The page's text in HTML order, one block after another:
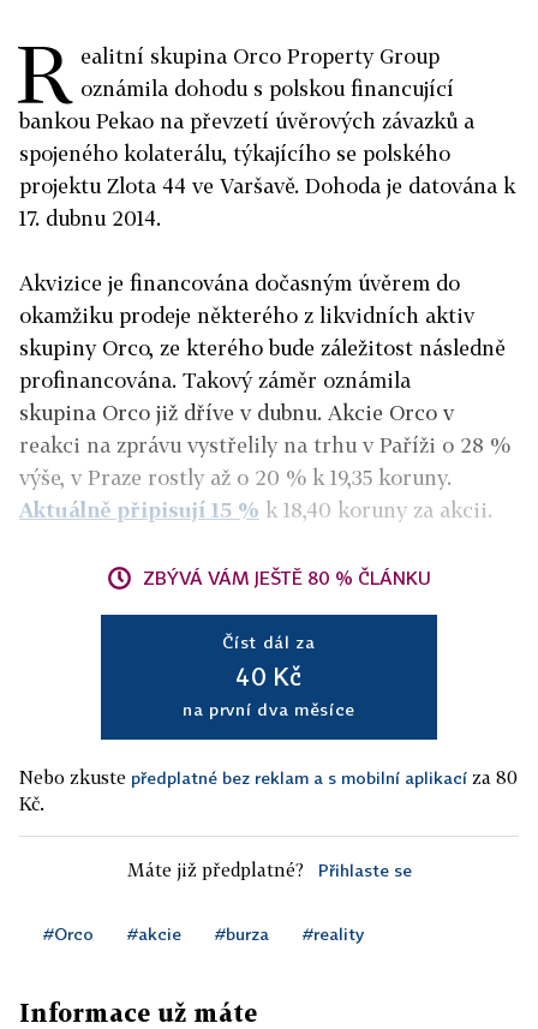
R ealitní skupina Orco Property Group
oznámila dohodu s polskou financující
bankou Pekao na převzetí úvěrových závazků a
spojeného kolaterálu, týkajícího se polského
projektu Zlota 44 ve Varšavě. Dohoda je datována k
17. dubnu 2014.
Akvizice je financována dočasným úvěrem do
okamžiku prodeje některého z likvidních aktiv
skupiny Orco, ze kterého bude záležitost následně
profinancována. Takový záměr oznámila
skupina Orco již dříve v dubnu. Akcie Orco v
reakci na zprávu vystřelily na trhu v Paříži o 28 %
výše, v Praze rostly až o 20 % k 19,35 koruny.
Aktuálně připisují 15 % k 18,40 koruny za akcii.
ZBÝVÁ VÁM JEŠTĚ 80 % ČLÁNKU
Číst dál za
40 Kč
na první dva měsíce
Nebo zkuste předplatné bez reklam a s mobilní aplikací za 80
Kč.
Máte již předplatné? Přihlaste se
#Orco #akcie #burza #reality
Informace už máte